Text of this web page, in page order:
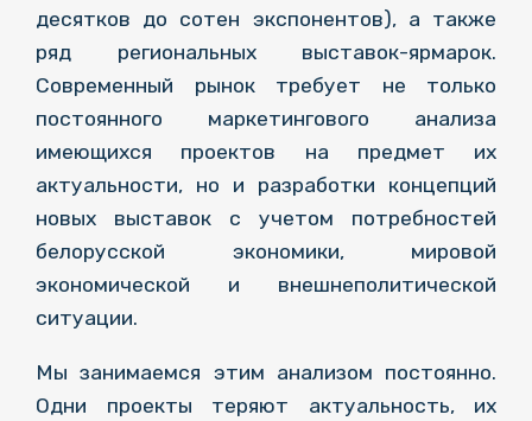
десятков до сотен экспонентов), а также
ряд региональных выставок-ярмарок.
Современный рынок требует не только
постоянного маркетингового анализа
имеющихся проектов на предмет их
актуальности, но и разработки концепций
новых выставок с учетом потребностей
белорусской экономики, мировой
экономической и внешнеполитической
ситуации.
Мы занимаемся этим анализом постоянно.
Одни проекты теряют актуальность, их